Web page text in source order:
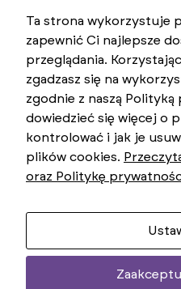
Ta strona wykorzystuje
zapewnić Ci najlepsze
przeglądania.
zgadzasz się na
zgodnie z naszą
dowiedzieć się więcej o
kontrolować i jak je
plików cookies.
oraz Politykę